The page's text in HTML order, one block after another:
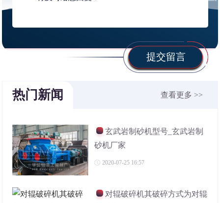
提交留言
热门新闻 查看更多 >>
玄武岩制砂机型号_玄武岩制
砂机厂家
2020-07-25 16:57
对辊破碎机其破碎方式为对辊